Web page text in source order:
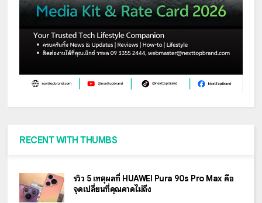
RECENT WITH THUMBS
รีวิว 5 เหตุผลที่ HUAWEI Pura 90s Pro Max คือ
จุดเปลี่ยนที่คุณคาดไม่ถึง